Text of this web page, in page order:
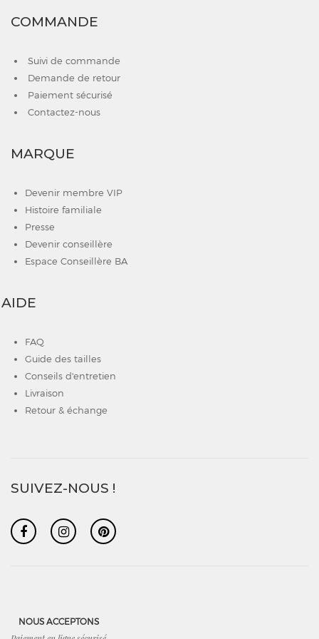
COMMANDE
Suivi de commande
Demande de retour
Paiement sécurisé
Contactez-nous
MARQUE
Devenir membre VIP
Histoire familiale
Presse
Devenir conseillère
Espace Conseillère BA
AIDE
FAQ
Guide des tailles
Conseils d'entretien
Livraison
Retour & échange
SUIVEZ-NOUS !
NOUS ACCEPTONS